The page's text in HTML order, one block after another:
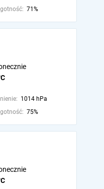
71%
1014 hPa
75%